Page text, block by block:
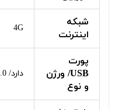
شبکه
اینترنت
4G
پورت
USB/ ورژن
و نوع
دارد/ USB Type-C 2.0